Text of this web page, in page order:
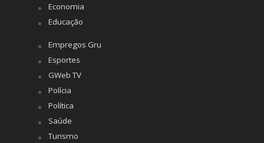
Economia
Educação
Empregos Gru
Esportes
GWeb TV
Polícia
Política
Saúde
Turismo